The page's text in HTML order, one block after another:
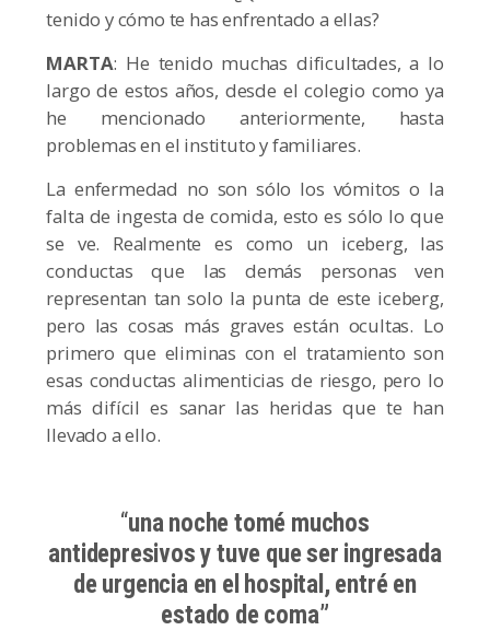
tenido y cómo te has enfrentado a ellas?
MARTA: He tenido muchas dificultades, a lo
largo de estos años, desde el colegio como ya
he mencionado anteriormente, hasta
problemas en el instituto y familiares.
La enfermedad no son sólo los vómitos o la
falta de ingesta de comida, esto es sólo lo que
se ve. Realmente es como un iceberg, las
conductas que las demás personas ven
representan tan solo la punta de este iceberg,
pero las cosas más graves están ocultas. Lo
primero que eliminas con el tratamiento son
esas conductas alimenticias de riesgo, pero lo
más difícil es sanar las heridas que te han
llevado a ello.
“una noche tomé muchos
antidepresivos y tuve que ser ingresada
de urgencia en el hospital, entré en
estado de coma”